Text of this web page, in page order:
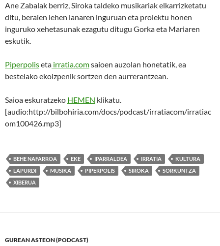
Ane Zabalak berriz, Siroka taldeko musikariak elkarrizketatu
ditu, beraien lehen lanaren inguruan eta proiektu honen
inguruko xehetasunak ezagutu ditugu Gorka eta Mariaren
eskutik.
Piperpoliseta irratia.comsaioen auzolan honetatik, ea
bestelako ekoizpenik sortzen den aurrerantzean.
Saioa eskuratzeko HEMEN klikatu.
[audio:http://bilbohiria.com/docs/podcast/irratiacom/irratiac
om100426.mp3]
BEHE NAFARROA EKE IPARRALDEA IRRATIA
KULTURA
LAPURDI
MUSIKA PIPERPOLIS SIROKA
SORKUNTZA
XIBERUA
GUREAN ASTEON (PODCAST)